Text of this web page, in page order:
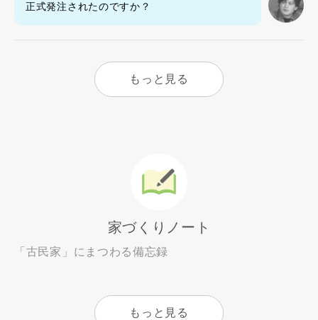
正式発注されたのですか？
もっと見る
家づくりノート
「古民家」にまつわる備忘録
もっと見る